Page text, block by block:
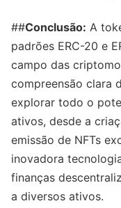
##Conclusão: A
padrões ERC-20 e
campo das
compreensão clara
explorar todo o
ativos, desde a
emissão de NFTs
inovadora
finanças
a diversos ativos.